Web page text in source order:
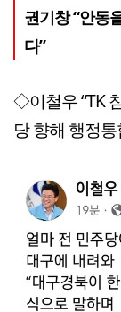
권기창 “안동
다”
◇이철우 “TK
당 향해 행정